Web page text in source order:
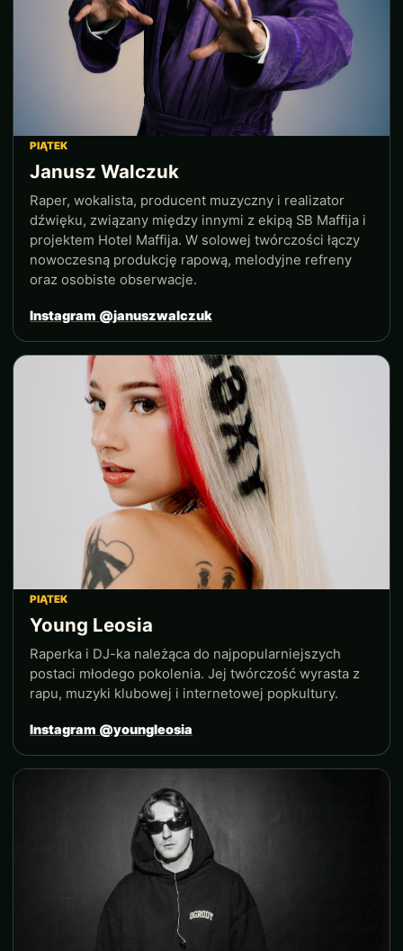
PIĄTEK
Janusz Walczuk
Raper, wokalista, producent muzyczny i realizator
dźwięku, związany między innymi z ekipą SB Maffija i
projektem Hotel Maffija. W solowej twórczości łączy
nowoczesną produkcję rapową, melodyjne refreny
oraz osobiste obserwacje.
Instagram @januszwalczuk
PIĄTEK
Young Leosia
Raperka i DJ-ka należąca do najpopularniejszych
postaci młodego pokolenia. Jej twórczość wyrasta z
rapu, muzyki klubowej i internetowej popkultury.
Instagram @youngleosia